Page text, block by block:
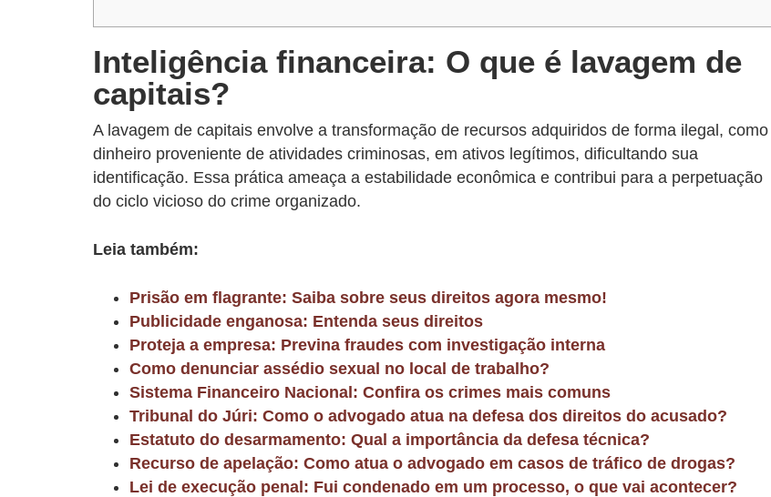
Inteligência financeira: O que é lavagem de
capitais?
A lavagem de capitais envolve a transformação de recursos adquiridos de forma ilegal, como
dinheiro proveniente de atividades criminosas, em ativos legítimos, dificultando sua
identificação. Essa prática ameaça a estabilidade econômica e contribui para a perpetuação
do ciclo vicioso do crime organizado.
Leia também:
Prisão em flagrante: Saiba sobre seus direitos agora mesmo!
Publicidade enganosa: Entenda seus direitos
Proteja a empresa: Previna fraudes com investigação interna
Como denunciar assédio sexual no local de trabalho?
Sistema Financeiro Nacional: Confira os crimes mais comuns
Tribunal do Júri: Como o advogado atua na defesa dos direitos do acusado?
Estatuto do desarmamento: Qual a importância da defesa técnica?
Recurso de apelação: Como atua o advogado em casos de tráfico de drogas?
Lei de execução penal: Fui condenado em um processo, o que vai acontecer?